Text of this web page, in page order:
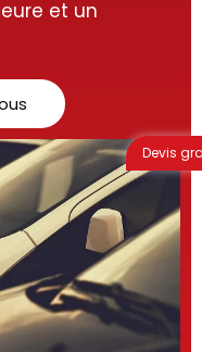
et un
Devis